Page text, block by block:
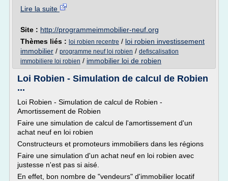
Lire la suite
Site : http://programmeimmobilier-neuf.org
Thèmes liés : loi robien recentre / loi robien investissement
immobilier / programme neuf loi robien / defiscalisation
immobiliere loi robien / immobilier loi de robien
Loi Robien - Simulation de calcul de Robien
...
Loi Robien - Simulation de calcul de Robien -
Amortissement de Robien
Faire une simulation de calcul de l'amortissement d'un
achat neuf en loi robien
Constructeurs et promoteurs immobiliers dans les régions
Faire une simulation d'un achat neuf en loi robien avec
justesse n'est pas si aisé.
En effet, bon nombre de "vendeurs" d'immobilier locatif